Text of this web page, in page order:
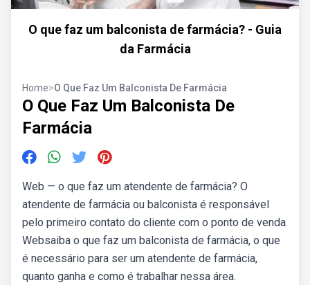
O que faz um balconista de farmácia? - Guia
da Farmácia
Home>O Que Faz Um Balconista De Farmácia
O Que Faz Um Balconista De
Farmácia
Web — o que faz um atendente de farmácia? O
atendente de farmácia ou balconista é responsável
pelo primeiro contato do cliente com o ponto de venda.
Websaiba o que faz um balconista de farmácia, o que
é necessário para ser um atendente de farmácia,
quanto ganha e como é trabalhar nessa área.